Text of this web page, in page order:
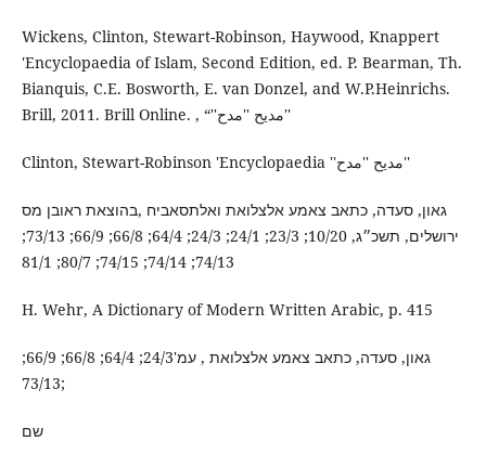
Wickens, Clinton, Stewart-Robinson, Haywood, Knappert
'Encyclopaedia of Islam, Second Edition, ed. P. Bearman, Th.
Bianquis, C.E. Bosworth, E. van Donzel, and W.P.Heinrichs.
Brill, 2011. Brill Online. , “''مديح ''مدح''
Clinton, Stewart-Robinson 'Encyclopaedia ''مديح ''مدح''
גאון, סעדה, כתאב צאמע אלצלואת ואלתסאביח ,בהוצאת ראובן מס
ירושלים, תשכ״ג, 10/20; 23/3; 24/1; 24/3; 64/4; 66/8; 66/9; 73/13;
74/13; 74/14; 74/15; 80/7; 81/1
H. Wehr, A Dictionary of Modern Written Arabic, p. 415
גאון, סעדה, כתאב צאמע אלצלואת , עמ'24/3; 64/4; 66/8; 66/9;
73/13;
שם